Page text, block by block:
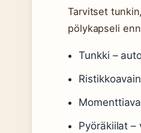
Tarvitset
pölykapseli
Tunkki –
Pyöräkiilat –